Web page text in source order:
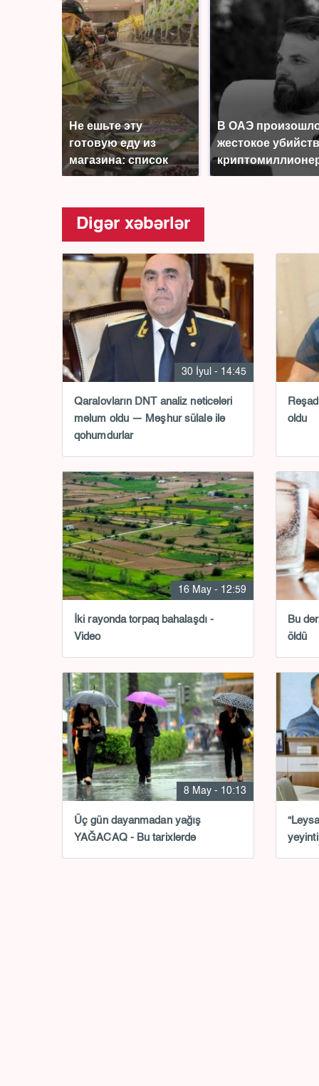
Не ешьте эту
готовую еду из
магазина: список
В ОАЭ
жестокое
Digər xəbərlər
30 İyul - 14:45
Qaralovların DNT analiz nəticələri
məlum oldu — Məşhur sülalə ilə
qohumdurlar
oldu
16 May - 12:59
İki rayonda torpaq bahalaşdı -
Video
Bu
öldü
8 May - 10:13
Üç gün dayanmadan yağış
YAĞACAQ - Bu tarixlərdə